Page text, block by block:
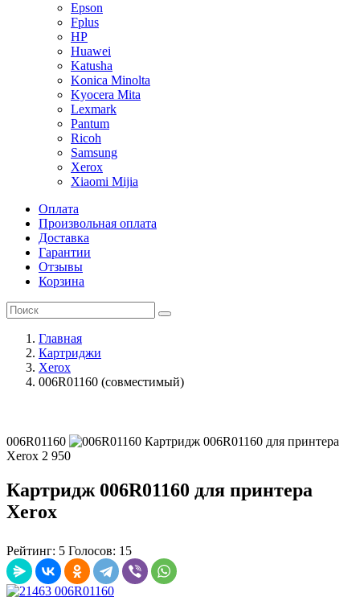
Epson
Fplus
HP
Huawei
Katusha
Konica Minolta
Kyocera Mita
Lexmark
Pantum
Ricoh
Samsung
Xerox
Xiaomi Mijia
Оплата
Произвольная оплата
Доставка
Гарантии
Отзывы
Корзина
Главная
Картриджи
Xerox
006R01160 (совместимый)
006R01160
Картридж 006R01160 для принтера
Xerox 2 950
Картридж 006R01160 для принтера
Xerox
Рейтинг: 5 Голосов: 15